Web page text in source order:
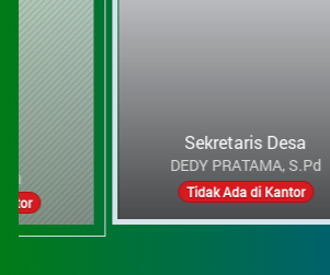
Berita TP PKK
BUMDES
Sekretaris Desa
DEDY PRATAMA, S.Pd
Tidak Ada di Kantor